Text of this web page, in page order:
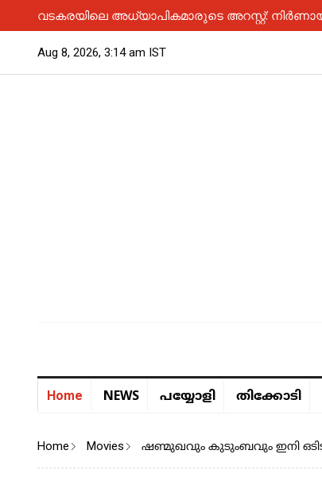
വടകരയിലെ അധ്യാപികമാരുടെ അറസ്റ്റ്:
Aug 8, 2026, 3:14 am IST
Home NEWS പയ്യോളി തിക്കോടി
Home Movies ഷണ്മുഖവും കുടുംബവും ഇനി